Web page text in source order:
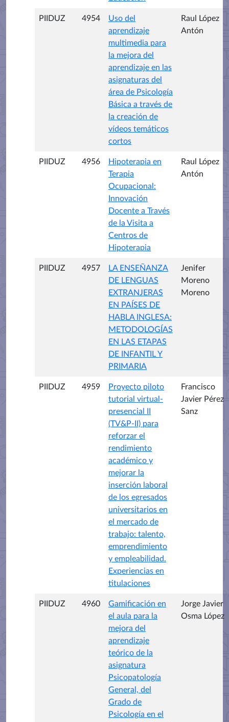
PIIDUZ 4954
Uso del
aprendizaje
multimedia para
la mejora del
aprendizaje en las
asignaturas del
área de Psicología
Básica a través de
la creación de
vídeos temáticos
cortos
Raul López
Antón
PIIDUZ 4956
Hipoterapia en
Terapia
Ocupacional:
Innovación
Docente a Través
de la Visita a
Centros de
Hipoterapia
Raul López
Antón
PIIDUZ 4957
LA ENSEÑANZA
DE LENGUAS
EXTRANJERAS
EN PAÍSES DE
HABLA INGLESA:
METODOLOGÍAS
EN LAS ETAPAS
DE INFANTIL Y
PRIMARIA
Jenifer
Moreno
Moreno
PIIDUZ 4959
Proyecto piloto
tutorial virtual-
presencial II
(TV&P-II) para
reforzar el
rendimiento
académico y
mejorar la
inserción laboral
de los egresados
universitarios en
el mercado de
trabajo: talento,
emprendimiento
y empleabilidad.
Experiencias en
titulaciones
Francisco
Javier Pérez
Sanz
PIIDUZ 4960
Gamificación en
el aula para la
mejora del
aprendizaje
teórico de la
asignatura
Psicopatología
General, del
Grado de
Psicología en el
Jorge Javier
Osma López